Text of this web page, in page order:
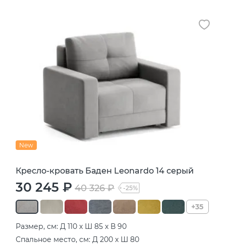
New
Кресло-кровать Баден Leonardo 14 серый
30 245 ₽ 40 326 ₽ -25%
+35
Размер, см: Д 110 х Ш 85 х В 90
Спальное место, см: Д 200 х Ш 80